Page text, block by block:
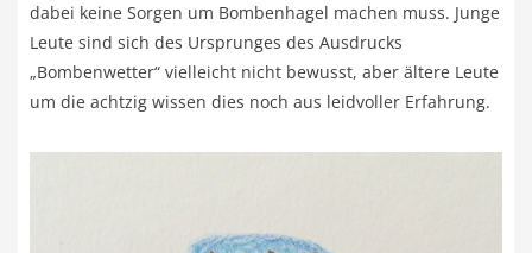
dabei keine Sorgen um Bombenhagel machen muss. Junge
Leute sind sich des Ursprunges des Ausdrucks
„Bombenwetter“ vielleicht nicht bewusst, aber ältere Leute
um die achtzig wissen dies noch aus leidvoller Erfahrung.